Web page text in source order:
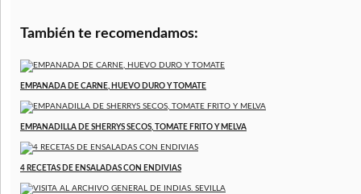
También te recomendamos:
EMPANADA DE CARNE, HUEVO DURO Y TOMATE
EMPANADILLA DE SHERRYS SECOS, TOMATE FRITO Y MELVA
4 RECETAS DE ENSALADAS CON ENDIVIAS